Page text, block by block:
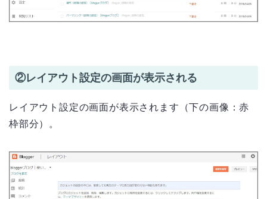
②レイアウト設定の画面が表示される
レイアウト設定の画面が表示されます（下の画像：赤
枠部分）。